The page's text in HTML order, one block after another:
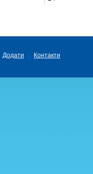
Додати Контакти